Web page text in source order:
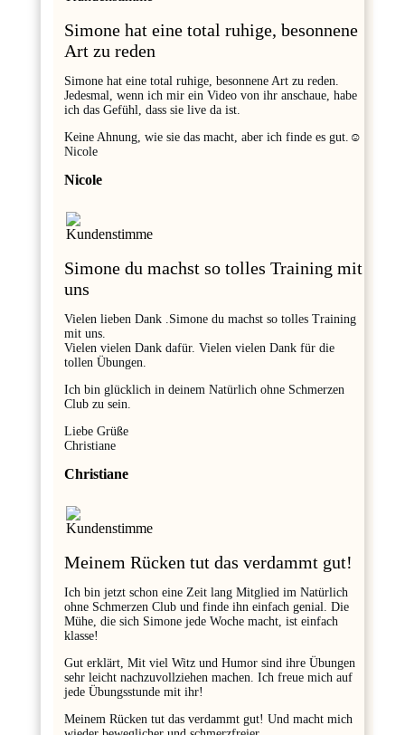
Simone hat eine total ruhige, besonnene
Art zu reden
Simone hat eine total ruhige, besonnene Art zu reden.
Jedesmal, wenn ich mir ein Video von ihr anschaue, habe
ich das Gefühl, dass sie live da ist.
Keine Ahnung, wie sie das macht, aber ich finde es gut.☺️
Nicole
Nicole
Simone du machst so tolles Training mit
uns
Vielen lieben Dank .Simone du machst so tolles Training
mit uns.
Vielen vielen Dank dafür. Vielen vielen Dank für die
tollen Übungen.
Ich bin glücklich in deinem Natürlich ohne Schmerzen
Club zu sein.
Liebe Grüße
Christiane
Christiane
Meinem Rücken tut das verdammt gut!
Ich bin jetzt schon eine Zeit lang Mitglied im Natürlich
ohne Schmerzen Club und finde ihn einfach genial. Die
Mühe, die sich Simone jede Woche macht, ist einfach
klasse!
Gut erklärt, Mit viel Witz und Humor sind ihre Übungen
sehr leicht nachzuvollziehen machen. Ich freue mich auf
jede Übungsstunde mit ihr!
Meinem Rücken tut das verdammt gut! Und macht mich